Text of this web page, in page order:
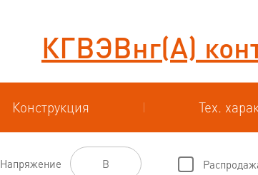
КГВЭВнг(А)
Конструкция Тех.
Напряжение